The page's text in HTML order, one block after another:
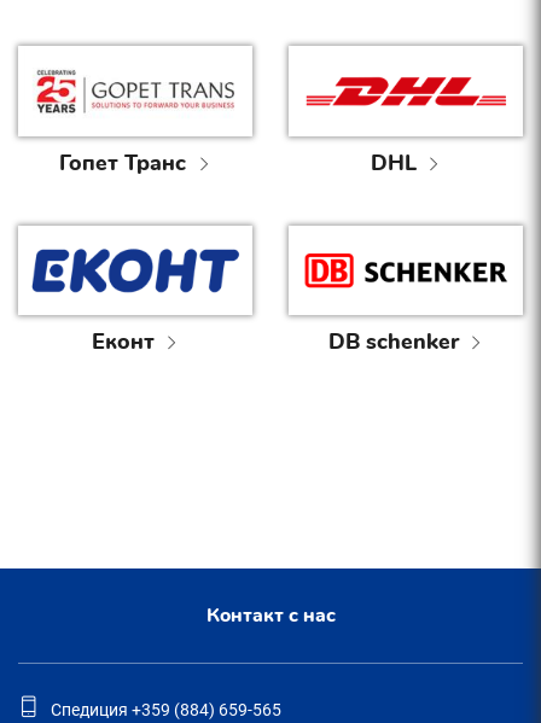
Гопет Транс DHL
Еконт DB schenker
Контакт с нас
Спедиция +359 (884) 659-565